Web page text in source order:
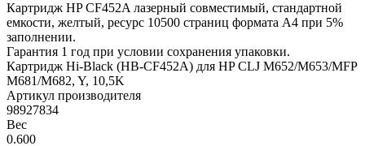
Картридж HP CF452A лазерный совместимый, стандартной
емкости, желтый, ресурс 10500 страниц формата А4 при 5%
заполнении.
Гарантия 1 год при условии сохранения упаковки.
Картридж Hi-Black (HB-CF452A) для HP CLJ M652/M653/MFP
M681/M682, Y, 10,5K
Артикул производителя
98927834
Вес
0.600